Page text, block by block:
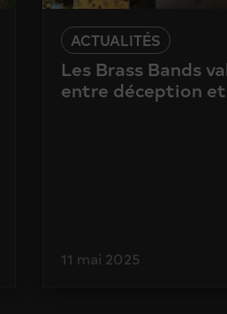
ACTUALITÉS
Les Brass Bands
entre déception
11 mai 2025